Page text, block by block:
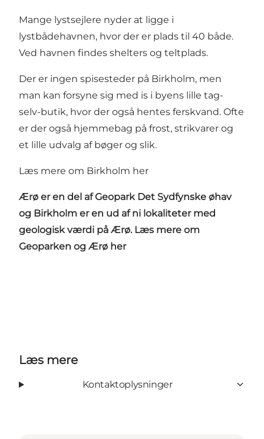
Mange lystsejlere nyder at ligge i
lystbådehavnen, hvor der er plads til 40 både.
Ved havnen findes shelters og teltplads.
Der er ingen spisesteder på Birkholm, men
man kan forsyne sig med is i byens lille tag-
selv-butik, hvor der også hentes ferskvand. Ofte
er der også hjemmebag på frost, strikvarer og
et lille udvalg af bøger og slik.
Læs mere om Birkholm her
Ærø er en del af Geopark Det Sydfynske øhav
og Birkholm er en ud af ni lokaliteter med
geologisk værdi på Ærø. Læs mere om
Geoparken og Ærø her
Læs mere
Kontaktoplysninger